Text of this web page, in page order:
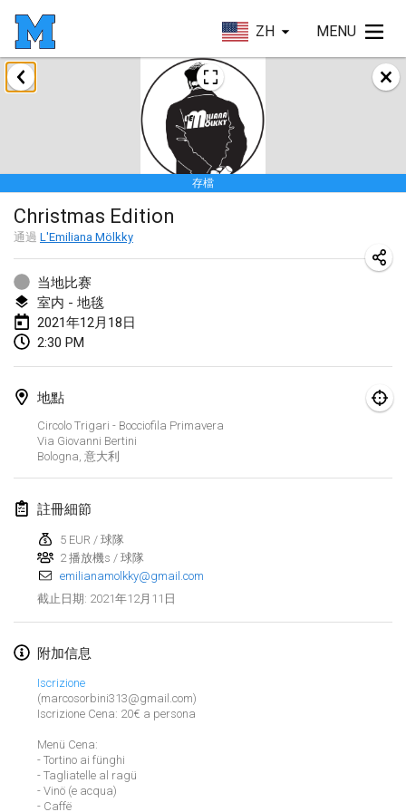
ZH MENU
Mölkk Your World
存檔
Christmas Edition
通過 L'Emiliana Mölkky
当地比赛
室内 - 地毯
2021年12月18日
2:30 PM
地點
Circolo Trigari - Bocciofila Primavera
Via Giovanni Bertini
Bologna 意大利
註冊細節
5 EUR / 球隊
2 播放機s / 球隊
emilianamolkky@gmail.com
截止日期: 2021年12月11日
附加信息
Iscrizione
(marcosorbini313@gmail.com)
Iscrizione Cena: 20€ a persona
Menü Cena:
- Tortino ai fünghi
- Tagliatelle al ragü
- Vinö (e acqua)
- Caffë
2021年2月
SM HalliMölkky - Finnish Championship
2021年2月13日| 芬蘭
Tournoi d'adresse "couvre feu"
2021年2月19日|法國
Australian Finska Championship
2021年2月20日
2021年3月
Grand Prix de la Sarthe
2021年3月6日
Open de Boulay Triplette
2021年3月20日
2021年4月
Tournoi du printemps confiné
2021年4月9日|
取消
Indoor de la CASAS
Halové MČR Trojnásobný - Czech Indoor Triple
2021年4月10日|捷克共和國
Doublette du Molkkamis
2021年4月24日
取消
Individuel du Molkkamis
150 个